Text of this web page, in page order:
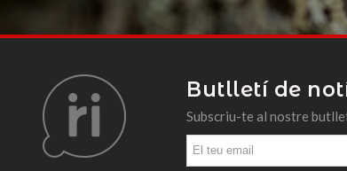
Butlletí de
Subscriu-te al nostre